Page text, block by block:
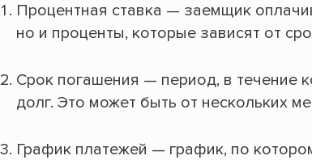
Процентная ставка — заемщик
но и проценты, которые зависят от
Срок погашения — период, в течение
долг. Это может быть от нескольких
График платежей — график, по